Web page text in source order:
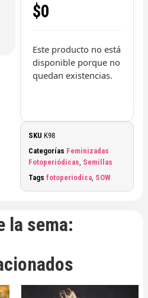
$0
Este producto no está
disponible porque no
quedan existencias.
SKU K98
Categorías Feminizadas
Fotoperiódicas, Semillas
Tags fotoperiodica, SOW
la sema: